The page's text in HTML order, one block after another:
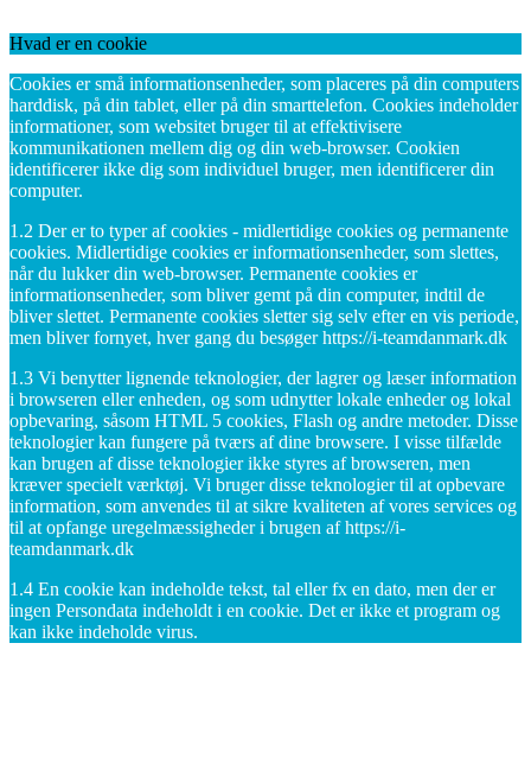
Hvad er en cookie
Cookies er små informationsenheder, som placeres på din computers
harddisk, på din tablet, eller på din smarttelefon. Cookies indeholder
informationer, som websitet bruger til at effektivisere
kommunikationen mellem dig og din web-browser. Cookien
identificerer ikke dig som individuel bruger, men identificerer din
computer.
1.2 Der er to typer af cookies - midlertidige cookies og permanente
cookies. Midlertidige cookies er informationsenheder, som slettes,
når du lukker din web-browser. Permanente cookies er
informationsenheder, som bliver gemt på din computer, indtil de
bliver slettet. Permanente cookies sletter sig selv efter en vis periode,
men bliver fornyet, hver gang du besøger https://i-teamdanmark.dk
1.3 Vi benytter lignende teknologier, der lagrer og læser information
i browseren eller enheden, og som udnytter lokale enheder og lokal
opbevaring, såsom HTML 5 cookies, Flash og andre metoder. Disse
teknologier kan fungere på tværs af dine browsere. I visse tilfælde
kan brugen af disse teknologier ikke styres af browseren, men
kræver specielt værktøj. Vi bruger disse teknologier til at opbevare
information, som anvendes til at sikre kvaliteten af vores services og
til at opfange uregelmæssigheder i brugen af https://i-
teamdanmark.dk
1.4 En cookie kan indeholde tekst, tal eller fx en dato, men der er
ingen Persondata indeholdt i en cookie. Det er ikke et program og
kan ikke indeholde virus.